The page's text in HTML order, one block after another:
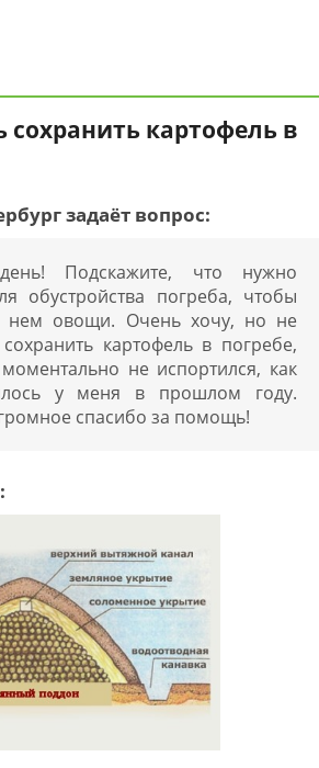
сохранить картофель в
задаёт вопрос:
Подскажите, что нужно
обустройства погреба, чтобы
нем овощи. Очень хочу, но не
картофель в погребе,
не испортился, как
у меня в прошлом году.
спасибо за помощь!